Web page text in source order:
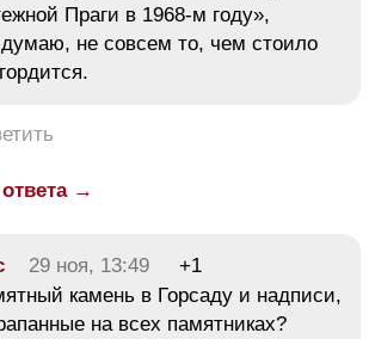
Праги в 1968-м году»,
думаю, не совсем то, чем стоило
→
29 ноя, 13:49
+1
камень в Горсаду и надписи,
на всех памятниках?